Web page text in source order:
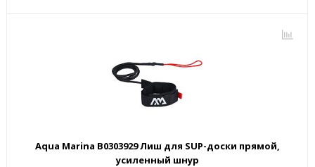
Aqua Marina B0303929 Лиш для SUP-доски прямой,
усиленный шнур